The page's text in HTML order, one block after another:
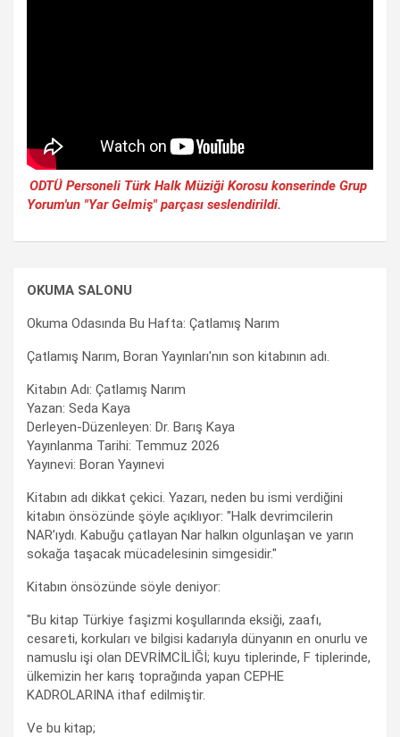
ODTÜ Personeli Türk Halk Müziği Korosu konserinde Grup
Yorum'un "Yar Gelmiş" parçası seslendirildi.
OKUMA SALONU
Okuma Odasında Bu Hafta: Çatlamış Narım
Çatlamış Narım, Boran Yayınları'nın son kitabının adı.
Kitabın Adı: Çatlamış Narım
Yazan: Seda Kaya
Derleyen-Düzenleyen: Dr. Barış Kaya
Yayınlanma Tarihi: Temmuz 2026
Yayınevi: Boran Yayınevi
Kitabın adı dikkat çekici. Yazarı, neden bu ismi verdiğini
kitabın önsözünde şöyle açıklıyor: "Halk devrimcilerin
NAR’ıydı. Kabuğu çatlayan Nar halkın olgunlaşan ve yarın
sokağa taşacak mücadelesinin simgesidir."
Kitabın önsözünde söyle deniyor:
"Bu kitap Türkiye faşizmi koşullarında eksiği, zaafı,
cesareti, korkuları ve bilgisi kadarıyla dünyanın en onurlu ve
namuslu işi olan DEVRİMCİLİĞİ; kuyu tiplerinde, F tiplerinde,
ülkemizin her karış toprağında yapan CEPHE
KADROLARINA ithaf edilmiştir.
Ve bu kitap;